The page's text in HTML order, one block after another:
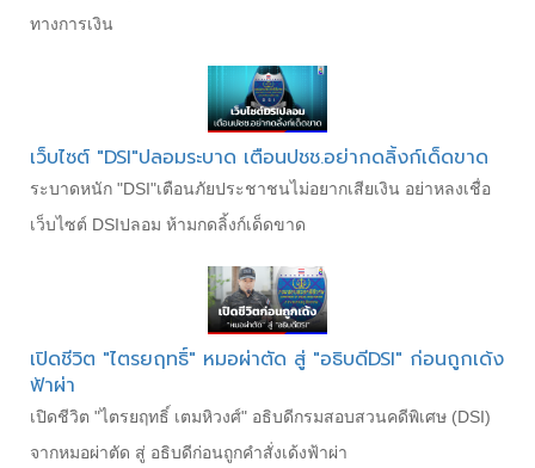
ทางการเงิน
เว็บไซต์ "DSI"ปลอมระบาด เตือนปชช.อย่ากดลิ้งก์เด็ดขาด
ระบาดหนัก "DSI"เตือนภัยประชาชนไม่อยากเสียเงิน อย่าหลงเชื่อ
เว็บไซต์ DSIปลอม ห้ามกดลิ้งก์เด็ดขาด
เปิดชีวิต "ไตรยฤทธิ์" หมอผ่าตัด สู่ "อธิบดีDSI" ก่อนถูกเด้ง
ฟ้าผ่า
เปิดชีวิต "ไตรยฤทธิ์ เตมหิวงศ์" อธิบดีกรมสอบสวนคดีพิเศษ (DSI)
จากหมอผ่าตัด สู่ อธิบดีก่อนถูกคำสั่งเด้งฟ้าผ่า